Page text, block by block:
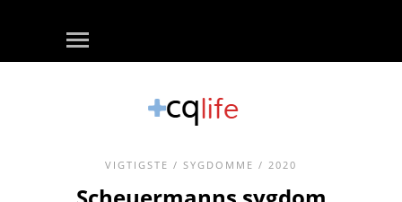
VIGTIGSTE / SYGDOMME / 2020